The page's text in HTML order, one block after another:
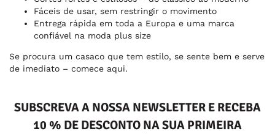
Fáceis de usar, sem restringir o movimento
Entrega rápida em toda a Europa e uma marca
confiável na moda plus size
Se procura um casaco que tem estilo, se sente bem e serve
de imediato – comece aqui.
SUBSCREVA A NOSSA NEWSLETTER E RECEBA
10 % DE DESCONTO NA SUA PRIMEIRA